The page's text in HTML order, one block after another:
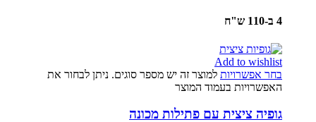
4 ב-110 ש"ח
Add to wishlist
בחר אפשרויות למוצר זה יש מספר סוגים. ניתן לבחור את
האפשרויות בעמוד המוצר
גופיה ציצית עם פתילות מכונה